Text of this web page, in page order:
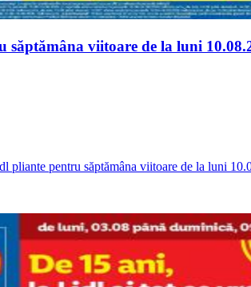
săptămâna viitoare de la luni
pliante pentru săptămâna viitoare de la luni